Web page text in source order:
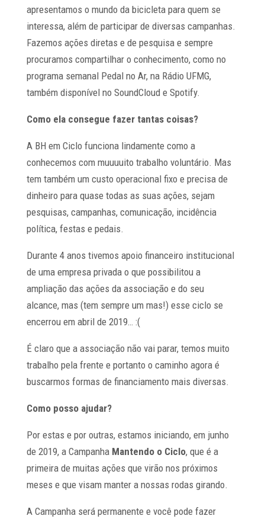
apresentamos o mundo da bicicleta para quem se
interessa, além de participar de diversas campanhas.
Fazemos ações diretas e de pesquisa e sempre
procuramos compartilhar o conhecimento, como no
programa semanal Pedal no Ar, na Rádio UFMG,
também disponível no SoundCloud e Spotify.
Como ela consegue fazer tantas coisas?
A BH em Ciclo funciona lindamente como a
conhecemos com muuuuito trabalho voluntário. Mas
tem também um custo operacional fixo e precisa de
dinheiro para quase todas as suas ações, sejam
pesquisas, campanhas, comunicação, incidência
política, festas e pedais.
Durante 4 anos tivemos apoio financeiro institucional
de uma empresa privada o que possibilitou a
ampliação das ações da associação e do seu
alcance, mas (tem sempre um mas!) esse ciclo se
encerrou em abril de 2019… :(
É claro que a associação não vai parar, temos muito
trabalho pela frente e portanto o caminho agora é
buscarmos formas de financiamento mais diversas.
Como posso ajudar?
Por estas e por outras, estamos iniciando, em junho
de 2019, a Campanha Mantendo o Ciclo, que é a
primeira de muitas ações que virão nos próximos
meses e que visam manter a nossas rodas girando.
A Campanha será permanente e você pode fazer